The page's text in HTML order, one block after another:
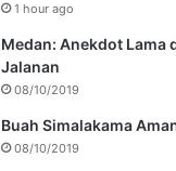
1 hour ago
Medan: Anekdot Lama
Jalanan
08/10/2019
Buah Simalakama
08/10/2019